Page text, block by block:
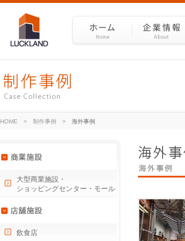
HOME > 制作事例 > 海外事例
大型商業施設・
ショッピングセンター・モール
飲食店